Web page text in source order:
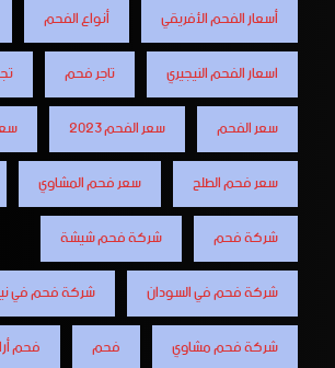
أسعار الفحم الأفريقي
أنواع الفحم
اسعار الفحم النيجيري
تاجر فحم
سعر الفحم
سعر الفحم 2023
سعر فحم الطلح
سعر فحم المشاوي
شركة فحم
شركة فحم شيشة
شركة فحم في السودان
شركة فحم في
شركة فحم مشاوي
فحم
فحم